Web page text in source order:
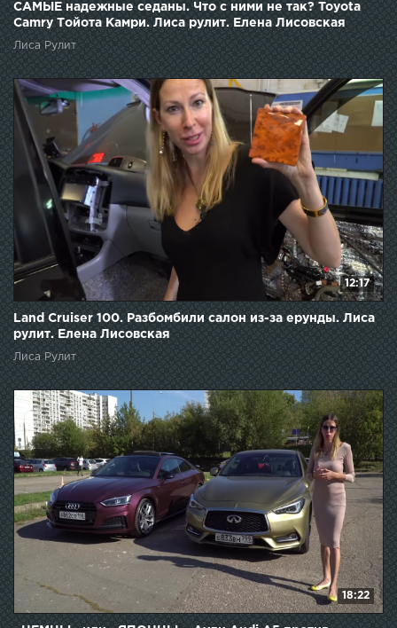
САМЫЕ надежные седаны. Что с ними не так? Toyota
Camry Тойота Камри. Лиса рулит. Елена Лисовская
Лиса Рулит
12:17
Land Cruiser 100. Разбомбили салон из-за ерунды. Лиса
рулит. Елена Лисовская
Лиса Рулит
18:22